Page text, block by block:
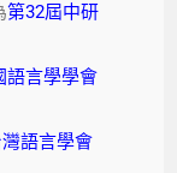
第32屆中研
語言學學會
語言學會